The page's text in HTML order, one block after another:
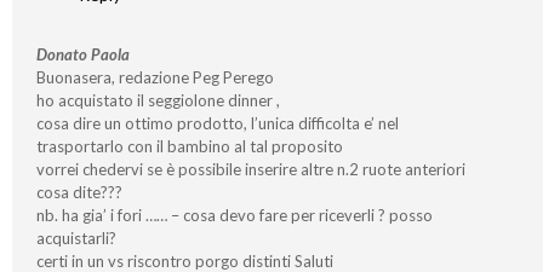
Donato Paola
Buonasera, redazione Peg Perego
ho acquistato il seggiolone dinner ,
cosa dire un ottimo prodotto, l’unica difficolta e’ nel
trasportarlo con il bambino al tal proposito
vorrei chedervi se è possibile inserire altre n.2 ruote anteriori
cosa dite???
nb. ha gia’ i fori …… – cosa devo fare per riceverli ? posso
acquistarli?
certi in un vs riscontro porgo distinti Saluti